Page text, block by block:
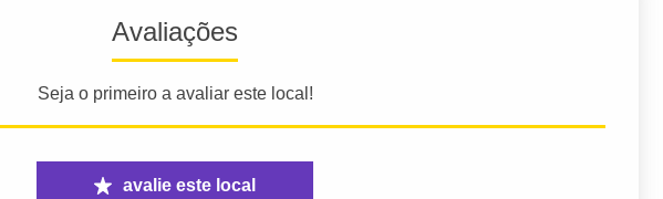
Avaliações
Seja o primeiro a avaliar este local!
avalie este local